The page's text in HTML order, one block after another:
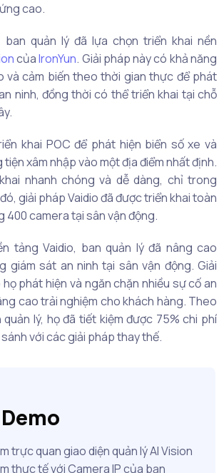
cao.
ban quản lý đã lựa chọn triển khai nền
củaIronYun. Giải pháp này có khả năng
và cảm biến theo thời gian thực để phát
ninh, đồng thời có thể triển khai tại chỗ
khai POC để phát hiện biển số xe và
xâm nhập vào một địa điểm nhất định.
nhanh chóng và dễ dàng, chỉ trong
giải pháp Vaidio đã được triển khai toàn
400 camera tại sân vận động.
tảng Vaidio, ban quản lý đã nâng cao
giám sát an ninh tại sân vận động. Giải
phát hiện và ngăn chặn nhiều sự cố an
cao trải nghiệm cho khách hàng. Theo
lý, họ đã tiết kiệm được 75% chi phí
với các giải pháp thay thế.
trực quan giao diện quản lý AI Vision
thực tế với Camera IP của bạn